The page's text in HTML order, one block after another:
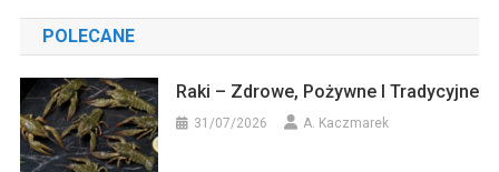
POLECANE
Raki – Zdrowe, Pożywne I Tradycyjne
31/07/2026 A. Kaczmarek